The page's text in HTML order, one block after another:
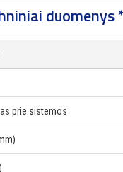
duomenys *
prie sistemos